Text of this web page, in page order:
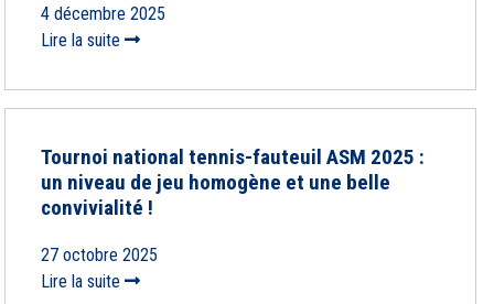
4 décembre 2025
Lire la suite
Tournoi national tennis-fauteuil ASM 2025 :
un niveau de jeu homogène et une belle
convivialité !
27 octobre 2025
Lire la suite